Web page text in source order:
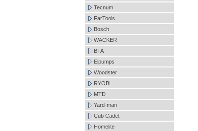
Tecnum
FarTools
Bosch
WACKER
BTA
Elpumps
Woodster
RYOBI
MTD
Yard-man
Cub Cadet
Homelite